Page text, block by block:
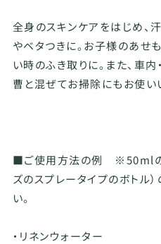
全身のスキンケアをはじめ、
やベタつきに。お子様のあせ
い時のふき取りに。また、車
曹と混ぜてお掃除にもお使い
■ご使用方法の例 ※50mlの
ズのスプレータイプのボトル
い。
・リネンウォーター